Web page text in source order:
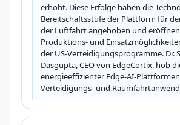
erhöht. Diese Erfolge haben die
Bereitschaftsstufe der Plattform für
der Luftfahrt angehoben und
Produktions- und
der US-Verteidigungsprogramme. Dr.
Dasgupta, CEO von EdgeCortix, hob
energieeffizienter Edge-AI-
Verteidigungs- und